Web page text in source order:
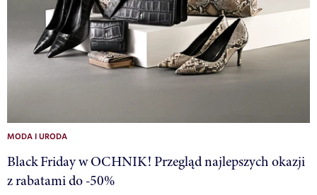
MODA I URODA
Black Friday w OCHNIK! Przegląd najlepszych okazji
z rabatami do -50%